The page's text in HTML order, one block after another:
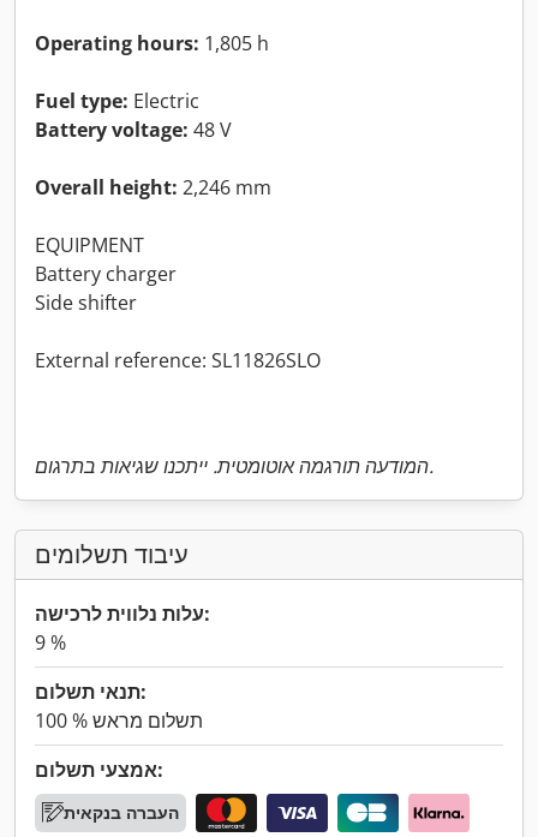
Operating hours: 1,805 h
Fuel type: Electric
Battery voltage: 48 V
Overall height: 2,246 mm
EQUIPMENT
Battery charger
Side shifter
External reference: SL11826SLO
המודעה תורגמה אוטומטית. ייתכנו שגיאות בתרגום.
עיבוד תשלומים
עלות נלווית לרכישה:
9 %
תנאי תשלום:
100 % תשלום מראש
אמצעי תשלום:
העברה בנקאית